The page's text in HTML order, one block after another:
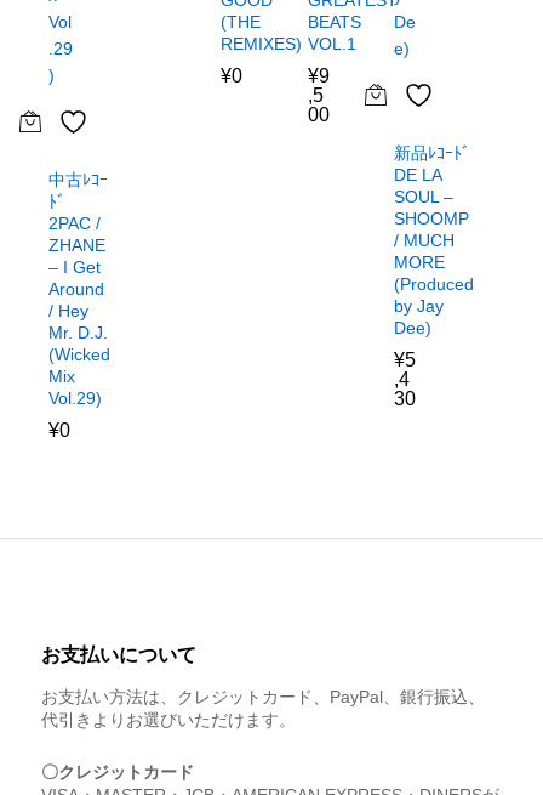
中古ﾚｺｰ
ﾄﾞ
2PAC /
ZHANE
– I Get
Around
/ Hey
Mr. D.J.
(Wicked
Mix
Vol.29)
¥0
(THE
REMIXES)
¥0
BEATS
VOL.1
¥9
,5
00
新品ﾚｺｰﾄﾞ
DE LA
SOUL –
SHOOMP
/ MUCH
MORE
(Produced
by Jay
Dee)
¥5
,4
30
お支払いについて
お支払い方法は、クレジットカード、PayPal、銀行振込、
代引きよりお選びいただけます。
〇クレジットカード